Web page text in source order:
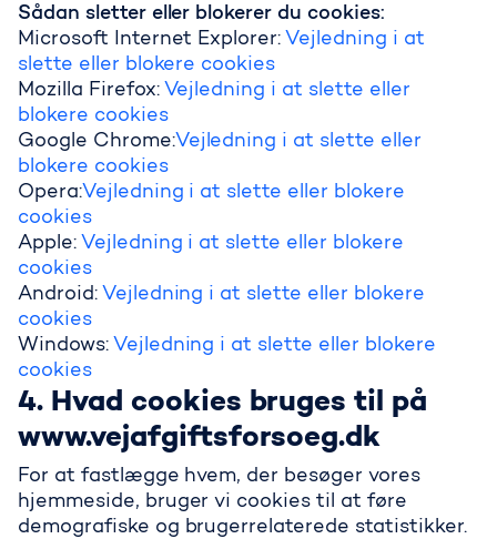
Sådan sletter eller blokerer du cookies:
Microsoft Internet Explorer: Vejledning i at
slette eller blokere cookies
Mozilla Firefox: Vejledning i at slette eller
blokere cookies
Google Chrome:Vejledning i at slette eller
blokere cookies
Opera:Vejledning i at slette eller blokere
cookies
Apple: Vejledning i at slette eller blokere
cookies
Android: Vejledning i at slette eller blokere
cookies
Windows: Vejledning i at slette eller blokere
cookies
4. Hvad cookies bruges til på
www.vejafgiftsforsoeg.dk
For at fastlægge hvem, der besøger vores
hjemmeside, bruger vi cookies til at føre
demografiske og brugerrelaterede statistikker.